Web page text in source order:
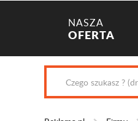
NASZA
OFERTA